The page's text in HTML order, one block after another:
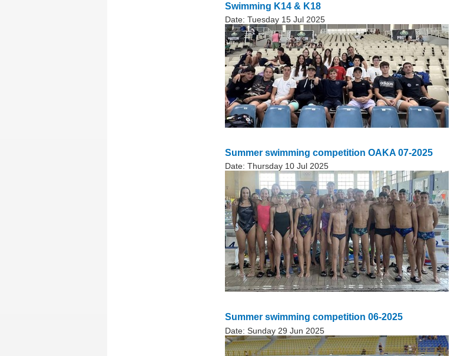
Swimming K14 & K18
Date: Tuesday 15 Jul 2025
Summer swimming competition OAKA 07-2025
Date: Thursday 10 Jul 2025
Summer swimming competition 06-2025
Date: Sunday 29 Jun 2025